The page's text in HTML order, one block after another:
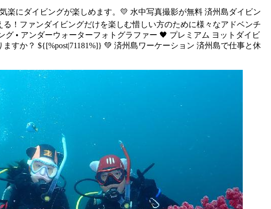
にダイビングが楽しめます。 ​​💛 水中写真撮影が無料 済州島ダイビン
！ファンダイビングだけを楽しむ惜しい方のために様々なアドベンチ
• アンダーウォーターフォトグラファー 🖤 プレミアム ヨットダイビ
すか？ ${[%post|71181%]} 💚 済州島ワーケーション 済州島で仕事と休